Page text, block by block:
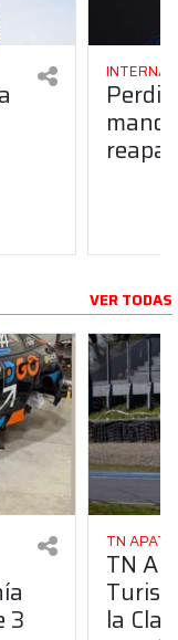
VER TODAS
3
TN APAT
TN
la